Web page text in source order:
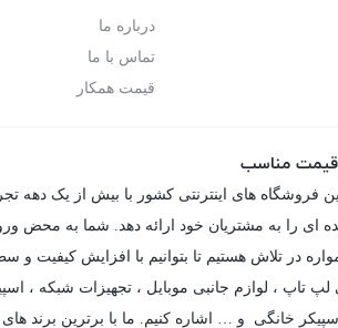
درباره ما
تماس با ما
قیمت همکار
قیمت مناسب
فروشگاه های اینترنتی کشور با بیش از یک دهه
ای را به مشتریان خود ارائه دهد. شما به محض
در تلاش هستیم تا بتوانیم با افزایش
لپ تاپ ، لوازم جانبی موبایل ، تجهیزات شبکه ،
اسپیکر خانگی و … اشاره کنیم. ما با برترین برند